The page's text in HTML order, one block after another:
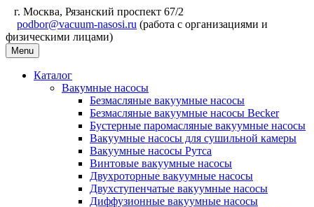
г. Москва, Рязанский проспект 67/2
podbor@vacuum-nasosi.ru (работа с организациями и
физическими лицами)
Menu
Каталог
Вакумные насосы
Безмасляные вакуумные насосы
Безмасляные вакуумные насосы Becker
Бустерные паромасляные вакуумные насосы
Вакуумные насосы для сушильной камеры
Вакуумные насосы Рутса
Винтовые вакуумные насосы
Двухроторные вакуумные насосы
Двухступенчатые вакуумные насосы
Диффузионные вакуумные насосы